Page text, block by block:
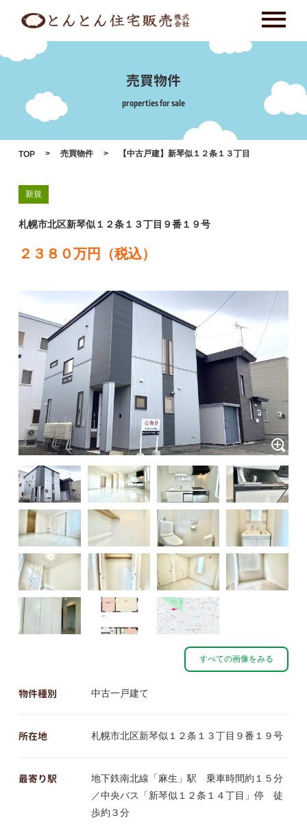
content
売買物件
properties for sale
TOP 売買物件 【中古戸建】新琴似１２条１３丁目
物件種別 中古一戸建て
所在地 札幌市北区新琴似１２条１３丁目９番１９号
最寄り駅
地下鉄南北線「麻生」駅 乗車時間約１５分
／中央バス「新琴似１２条１４丁目」停 徒
歩約３分
新規
札幌市北区新琴似１２条１３丁目９番１９号
２３８０万円（税込）
すべての画像をみる